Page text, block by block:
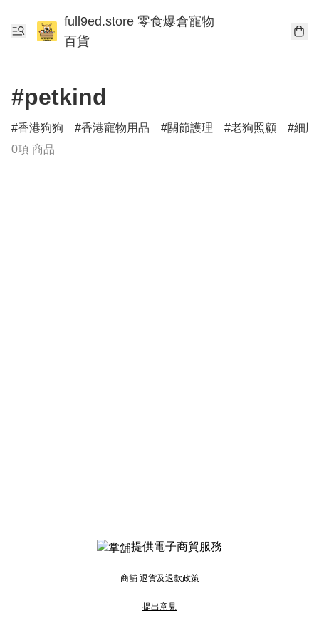
full9ed.store 零食爆倉寵物
百貨
#petkind
香港狗狗 香港寵物用品 關節護理 老狗照顧
細
0項 商品
提供電子商貿服務
商舖 退貨及退款政策
提出意見